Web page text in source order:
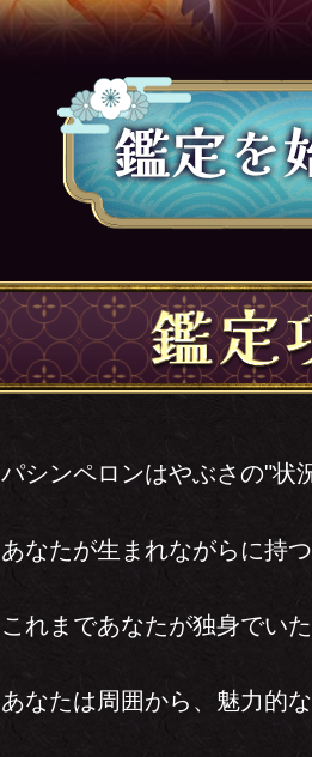
パシンペロンはやぶさの"状
あなたが生まれながらに持
これまであなたが独身でい
あなたは周囲から、魅力的